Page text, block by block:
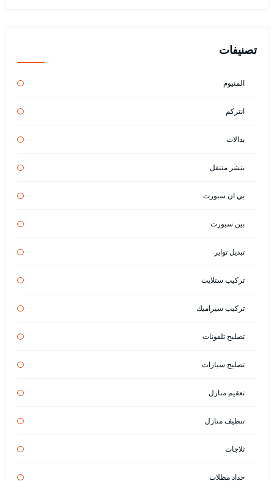
تصنيفات
المنيوم
انتركم
بدالات
بنشر متنقل
بي ان سبورت
بين سبورت
تبديل تواير
تركيب ستلايت
تركيب سيراميك
تصليح تلفونات
تصليح سيارات
تعقيم منازل
تنظيف منازل
ثلاجات
حداد مظلات